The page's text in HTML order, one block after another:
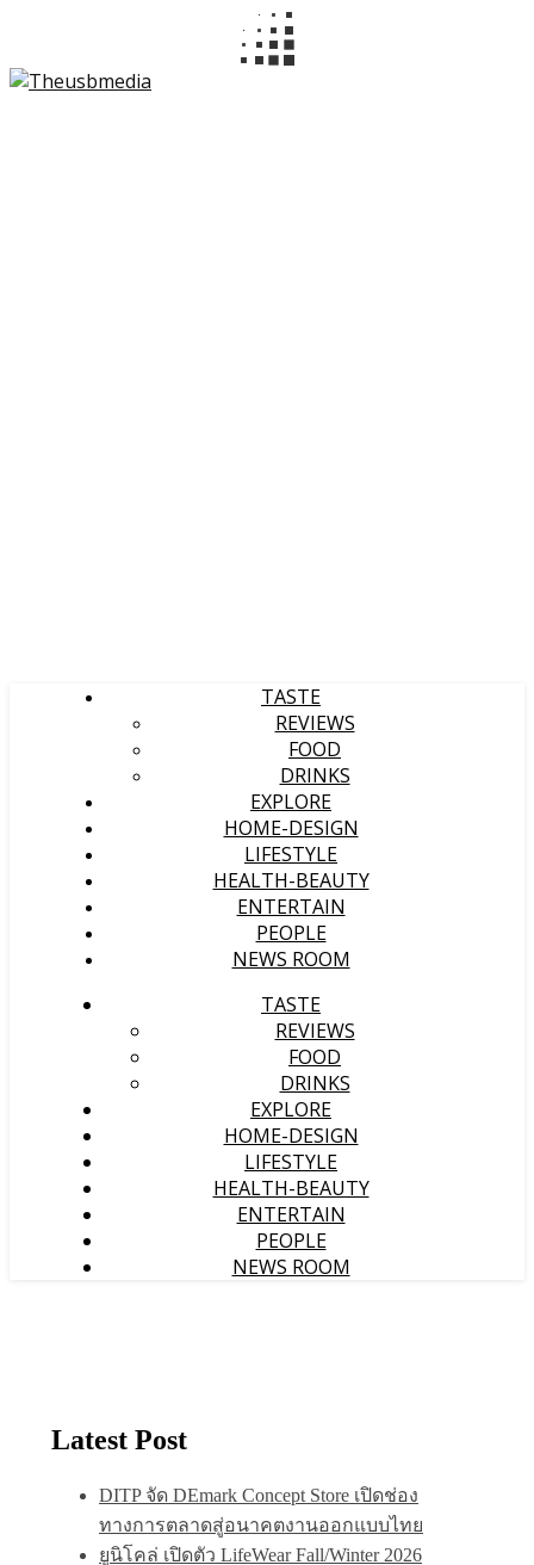
TASTE
REVIEWS
FOOD
DRINKS
EXPLORE
HOME-DESIGN
LIFESTYLE
HEALTH-BEAUTY
ENTERTAIN
PEOPLE
NEWS ROOM
TASTE
REVIEWS
FOOD
DRINKS
EXPLORE
HOME-DESIGN
LIFESTYLE
HEALTH-BEAUTY
ENTERTAIN
PEOPLE
NEWS ROOM
Latest Post
DITP จัด DEmark Concept Store เปิดช่อง
ทางการตลาดสู่อนาคตงานออกแบบไทย
ยูนิโคล่ เปิดตัว LifeWear Fall/Winter 2026